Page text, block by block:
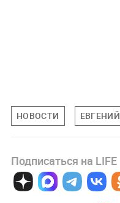
НОВОСТИ
Подписаться на LIFE